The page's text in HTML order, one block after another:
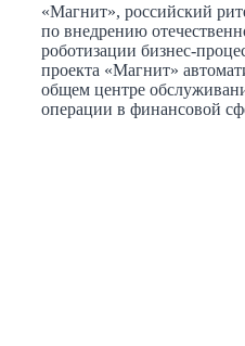
«Магнит», российский
по внедрению
роботизации бизнес-
проекта «Магнит»
общем центре
операции в финансовой